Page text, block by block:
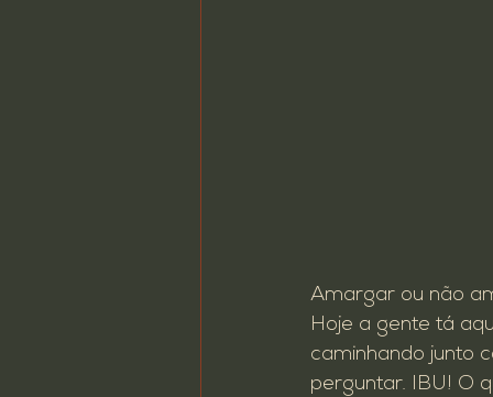
Amargar ou não
Hoje a gente tá
caminhando junto
perguntar. IBU! O